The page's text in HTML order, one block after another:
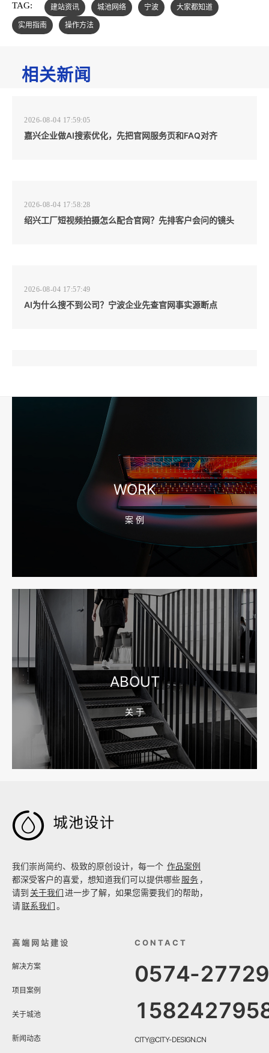
TAG: 建站资讯 城池网络 宁波
大家都知道
实用指南
操作方法
相关新闻
2026-08-04 17:59:05
嘉兴企业做AI搜索优化，先把官网服务页和FAQ对齐
2026-08-04 17:58:28
绍兴工厂短视频拍摄怎么配合官网？先排客户会问的镜头
2026-08-04 17:57:49
AI为什么搜不到公司？宁波企业先查官网事实源断点
宁波高端网站建设公司推荐，移动端验收别放到最后
宁波网站建设报价怎么看？合同、源码和后台要先写清
2026-08-04 17:55:09
宁波制造业网站建设公司怎么选？先看产品询盘字段
2026-08-02 17:58:44
工厂短视频拍摄后，怎样放进官网帮助客户判断实力
WORK
案 例
ABOUT
关 于

我们崇尚简约、极致的原创设计，每一个 作品案例
都深受客户的喜爱，想知道我们可以提供哪些服务 ，
请到 关于我们进一步了解，如果您需要我们的帮助，
请联系我们。
高端网站建设
解决方案
项目案例
关于城池
新闻动态
CONTACT
0574-
CITY@CITY-DESIGN.CN